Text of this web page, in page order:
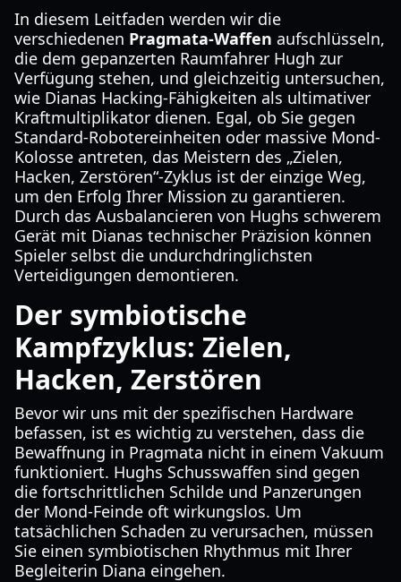
In diesem Leitfaden werden wir die
verschiedenen Pragmata-Waffen aufschlüsseln,
die dem gepanzerten Raumfahrer Hugh zur
Verfügung stehen, und gleichzeitig untersuchen,
wie Dianas Hacking-Fähigkeiten als ultimativer
Kraftmultiplikator dienen. Egal, ob Sie gegen
Standard-Robotereinheiten oder massive Mond-
Kolosse antreten, das Meistern des „Zielen,
Hacken, Zerstören“-Zyklus ist der einzige Weg,
um den Erfolg Ihrer Mission zu garantieren.
Durch das Ausbalancieren von Hughs schwerem
Gerät mit Dianas technischer Präzision können
Spieler selbst die undurchdringlichsten
Verteidigungen demontieren.
Der symbiotische
Kampfzyklus: Zielen,
Hacken, Zerstören
Bevor wir uns mit der spezifischen Hardware
befassen, ist es wichtig zu verstehen, dass die
Bewaffnung in Pragmata nicht in einem Vakuum
funktioniert. Hughs Schusswaffen sind gegen
die fortschrittlichen Schilde und Panzerungen
der Mond-Feinde oft wirkungslos. Um
tatsächlichen Schaden zu verursachen, müssen
Sie einen symbiotischen Rhythmus mit Ihrer
Begleiterin Diana eingehen.